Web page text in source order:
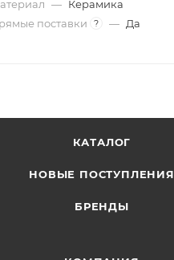
— Керамика
поставки
? — Да
КАТАЛОГ
НОВЫЕ ПОСТУПЛЕНИЯ
БРЕНДЫ